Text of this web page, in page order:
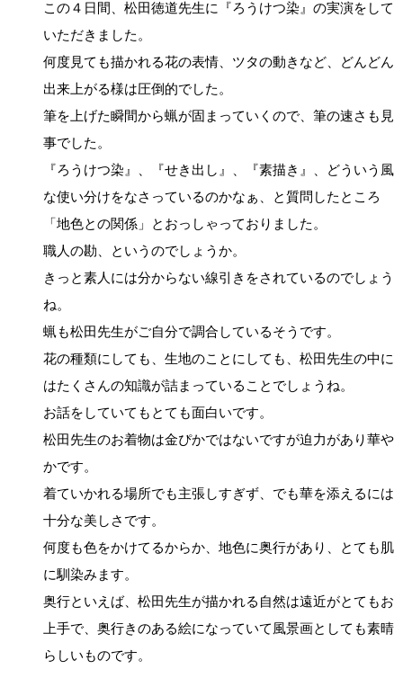
この４日間、松田徳道先生に『ろうけつ染』の実演をして
いただきました。
何度見ても描かれる花の表情、ツタの動きなど、どんどん
出来上がる様は圧倒的でした。
筆を上げた瞬間から蝋が固まっていくので、筆の速さも見
事でした。
『ろうけつ染』、『せき出し』、『素描き』、どういう風
な使い分けをなさっているのかなぁ、と質問したところ
「地色との関係」とおっしゃっておりました。
職人の勘、というのでしょうか。
きっと素人には分からない線引きをされているのでしょう
ね。
蝋も松田先生がご自分で調合しているそうです。
花の種類にしても、生地のことにしても、松田先生の中に
はたくさんの知識が詰まっていることでしょうね。
お話をしていてもとても面白いです。
松田先生のお着物は金ぴかではないですが迫力があり華や
かです。
着ていかれる場所でも主張しすぎず、でも華を添えるには
十分な美しさです。
何度も色をかけてるからか、地色に奥行があり、とても肌
に馴染みます。
奥行といえば、松田先生が描かれる自然は遠近がとてもお
上手で、奥行きのある絵になっていて風景画としても素晴
らしいものです。